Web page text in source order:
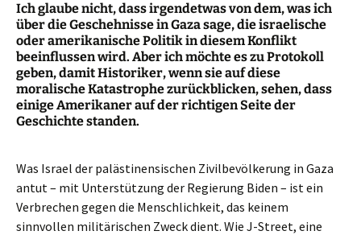
Ich glaube nicht, dass irgendetwas von dem, was ich
über die Geschehnisse in Gaza sage, die israelische
oder amerikanische Politik in diesem Konflikt
beeinflussen wird. Aber ich möchte es zu Protokoll
geben, damit Historiker, wenn sie auf diese
moralische Katastrophe zurückblicken, sehen, dass
einige Amerikaner auf der richtigen Seite der
Geschichte standen.
Was Israel der palästinensischen Zivilbevölkerung in Gaza
antut – mit Unterstützung der Regierung Biden – ist ein
Verbrechen gegen die Menschlichkeit, das keinem
sinnvollen militärischen Zweck dient. Wie J-Street, eine